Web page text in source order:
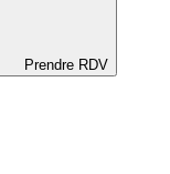
Prendre RDV